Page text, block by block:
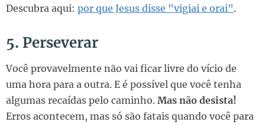
Descubra aqui: por que Jesus disse "vigiai e orai".
5. Perseverar
Você provavelmente não vai ficar livre do vício de
uma hora para a outra. E é possível que você tenha
algumas recaídas pelo caminho. Mas não desista!
Erros acontecem, mas só são fatais quando você para